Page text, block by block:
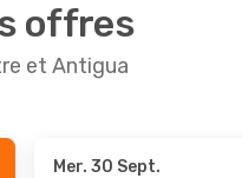
offres
et Antigua
Mer. 30 Sept.